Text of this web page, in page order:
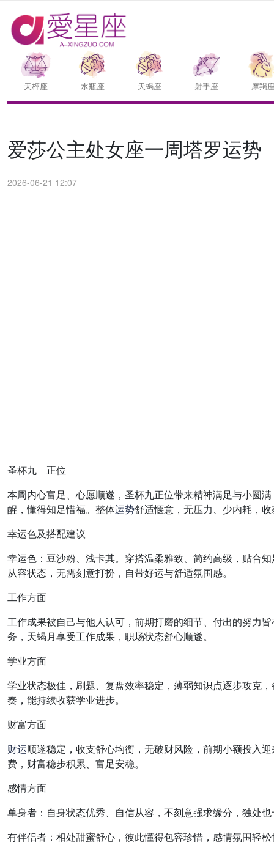
天枰座 水瓶座 天蝎座 射手座 摩羯
爱莎公主处女座一周塔罗运势
2026-06-21 12:07
圣杯九 正位
本周内心富足、心愿顺遂，圣杯九正位带来精神满足与小圆
醒，懂得知足惜福。整体运势舒适惬意，无压力、少内耗，
幸运色及搭配建议
幸运色：豆沙粉、浅卡其。穿搭温柔雅致、简约高级，贴合
从容状态，无需刻意打扮，自带好运与舒适氛围感。
工作方面
工作成果被自己与他人认可，前期打磨的细节、付出的努力
务，天蝎月享受工作成果，职场状态舒心顺遂。
学业方面
学业状态极佳，刷题、复盘效率稳定，薄弱知识点逐步攻克
奏，能持续收获学业进步。
财富方面
财运顺遂稳定，收支舒心均衡，无破财风险，前期小额投入
费，财富稳步积累、富足安稳。
感情方面
单身者：自身状态优秀、自信从容，不刻意强求缘分，独处
有伴侣者：相处甜蜜舒心，彼此懂得包容珍惜，感情氛围轻